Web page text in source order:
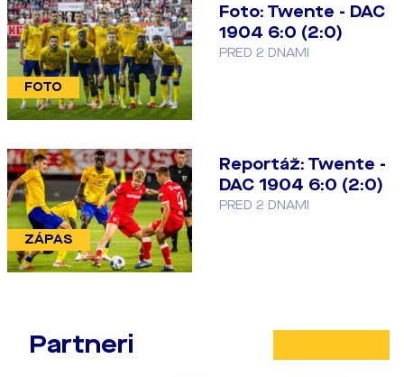
FOTO
Foto: Twente - DAC
1904 6:0 (2:0)
PRED 2 DNAMI
ZÁPAS
Reportáž: Twente -
DAC 1904 6:0 (2:0)
PRED 2 DNAMI
Partneri